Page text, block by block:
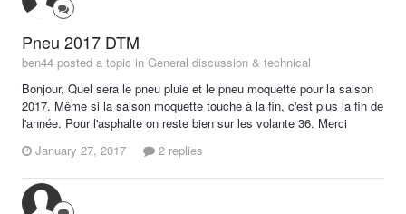
Pneu 2017 DTM
ben44 posted a topic in General discussion & technical
Bonjour, Quel sera le pneu pluie et le pneu moquette pour la saison
2017. Même si la saison moquette touche à la fin, c'est plus la fin de
l'année. Pour l'asphalte on reste bien sur les volante 36. Merci
January 27, 2017
2 replies